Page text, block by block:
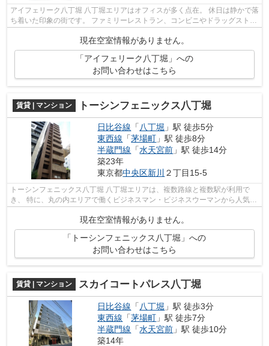
アイフェリーク八丁堀 八丁堀エリアはオフィスが多く点在。 休日は静かで落
ち着いた印象の街です。 ファミリーレストラン、コンビニやドラッグストア
現在空室情報がありません。
「アイフェリーク八丁堀」への
お問い合わせはこちら
賃貸 | マンション トーシンフェニックス八丁堀
日比谷線 「八丁堀 」駅 徒歩5分
東西線 「茅場町 」駅 徒歩8分
半蔵門線 「水天宮前 」駅 徒歩14分
築23年
東京都中央区新川 ２丁目15-5
トーシンフェニックス八丁堀 八丁堀エリアは、複数路線と複数駅が利用で
き、 特に、丸の内エリアで働くビジネスマン・ビジネスウーマンから人気の
エリアです。 駅の周辺に、スーパー...
現在空室情報がありません。
「トーシンフェニックス八丁堀」への
お問い合わせはこちら
賃貸 | マンション スカイコートパレス八丁堀
日比谷線 「 八丁堀 」駅 徒歩3分
東西線 「茅場町 」駅 徒歩7分
半蔵門線 「水天宮前 」駅 徒歩10分
築14年